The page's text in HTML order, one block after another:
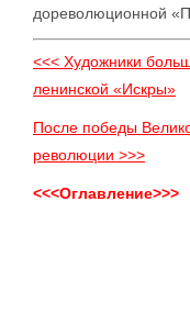
дореволюционной
<<< Художники
ленинской «Искры»
После победы
революции >>>
<<<Оглавление>>>